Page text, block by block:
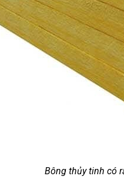
Bông thủy tinh có